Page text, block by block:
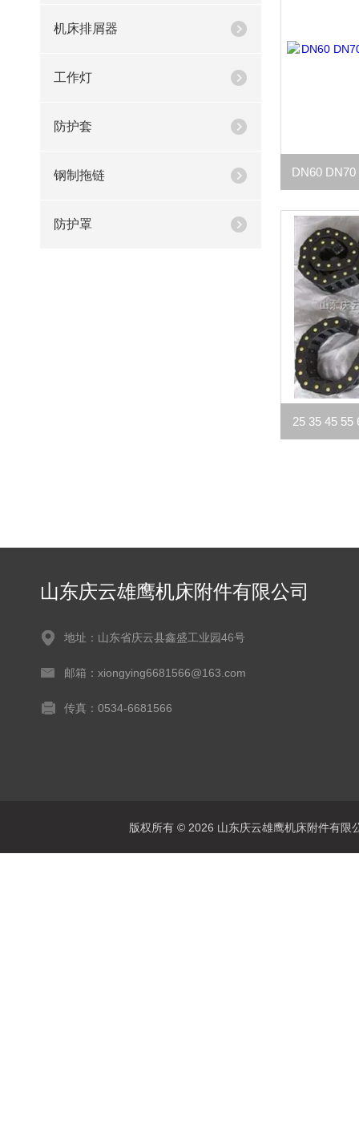
机床排屑器
工作灯
防护套
钢制拖链
防护罩
25 35 45 55
山东庆云雄鹰机床附件有限公司
地址：山东省庆云县鑫盛工业园46号
邮箱：xiongying6681566@163.com
传真：0534-6681566
版权所有 © 2026 山东庆云雄鹰机床附件有